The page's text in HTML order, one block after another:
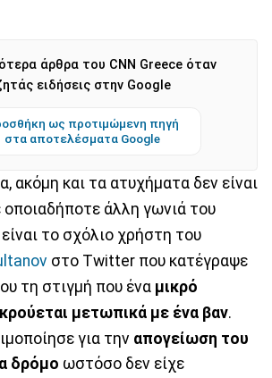
άρθρα του CNN Greece όταν
ειδήσεις στην Google
ως προτιμώμενη πηγή
στα αποτελέσματα Google
ακόμη και τα ατυχήματα δεν είναι
οποιαδήποτε άλλη γωνιά του
το σχόλιο χρήστη του
στο Twitter που κατέγραψε
τη στιγμή που ένα μικρό
μετωπικά με ένα βαν.
για την απογείωση του
δρόμο ωστόσο δεν είχε